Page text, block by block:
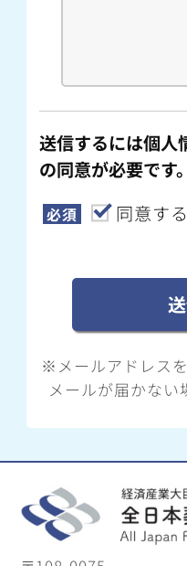
送信するには個人
の同意が必要です。
必須 同意する
※メールアドレス
メールが届かない